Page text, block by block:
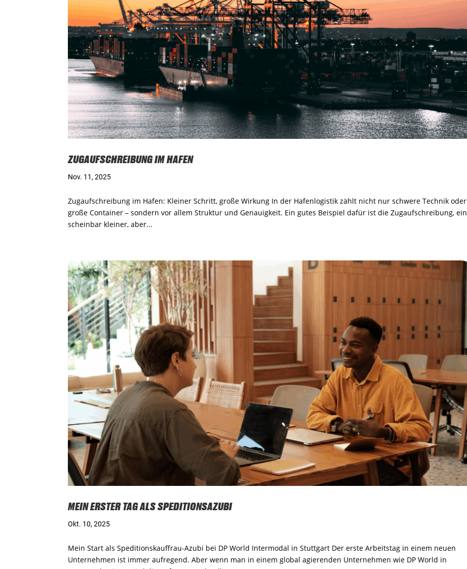
ZUGAUFSCHREIBUNG IM HAFEN
Nov. 11, 2025
Zugaufschreibung im Hafen: Kleiner Schritt, große Wirkung In der Hafenlogistik zählt nicht nur schwere Technik oder
große Container – sondern vor allem Struktur und Genauigkeit. Ein gutes Beispiel dafür ist die Zugaufschreibung, ein
scheinbar kleiner, aber...
MEIN ERSTER TAG ALS SPEDITIONSAZUBI
Okt. 10, 2025
Mein Start als Speditionskauffrau-Azubi bei DP World Intermodal in Stuttgart Der erste Arbeitstag in einem neuen
Unternehmen ist immer aufregend. Aber wenn man in einem global agierenden Unternehmen wie DP World in